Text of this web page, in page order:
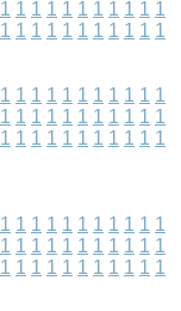
1 1 1 1 1 1 1 1 1 1 1
1 1 1 1 1 1 1 1 1 1 1
1 1 1 1 1 1 1 1 1 1 1
1 1 1 1 1 1 1 1 1 1 1
1 1 1 1 1 1 1 1 1 1 1
1 1 1 1 1 1 1 1 1 1 1
1 1 1 1 1 1 1 1 1 1 1
1 1 1 1 1 1 1 1 1 1 1